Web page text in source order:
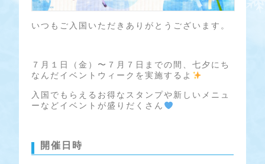
いつもご入国いただきありがとうございます。
７月１日（金）〜７月７日までの間、七夕にち
なんだイベントウィークを実施するよ
入国でもらえるお得なスタンプや新しいメニュ
ーなどイベントが盛りだくさん
開催日時